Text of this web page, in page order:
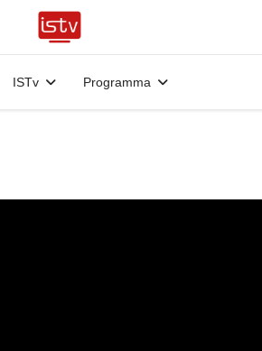
ISTv Programma